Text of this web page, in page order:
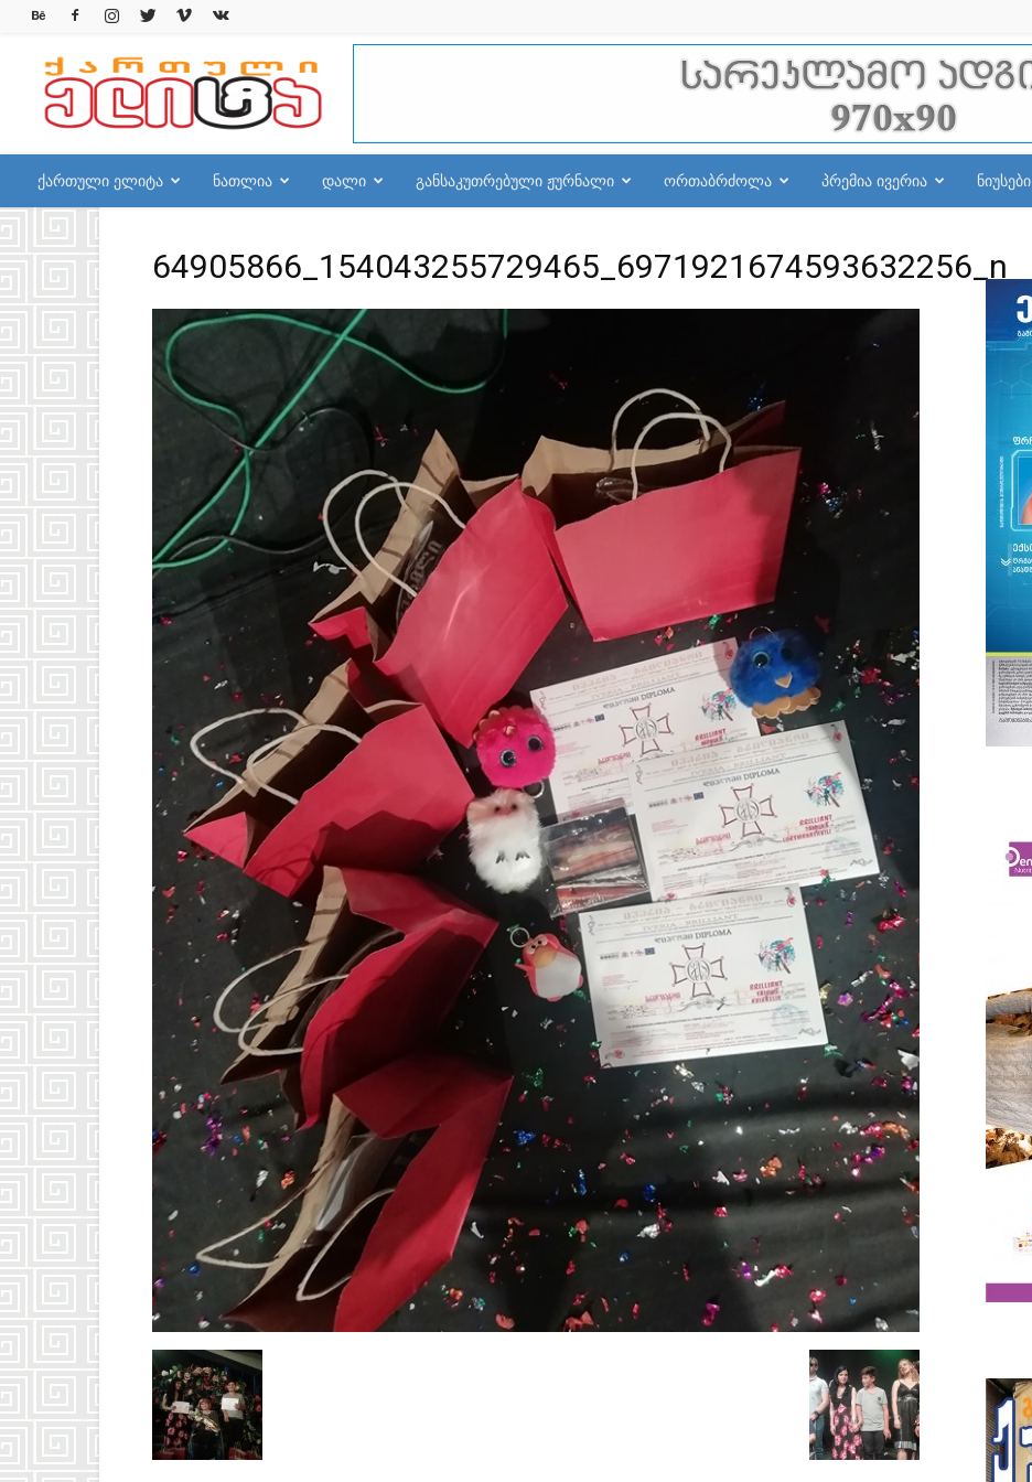
qelite.info
ქართული ელიტა ნათლია დალი განსაკუთრებული ჟურნალი ორთაბრძოლა პრემია ივერია ნიუსები
64905866_154043255729465_6971921674593632256_n